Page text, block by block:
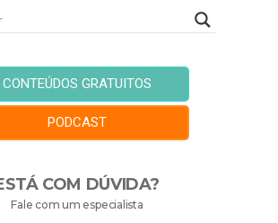
CONTEÚDOS GRATUITOS
PODCAST
COM DÚVIDA?
Fale com um especialista